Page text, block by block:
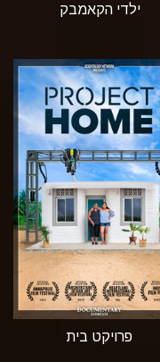
ילדי הקאמבק
פרויקט בית